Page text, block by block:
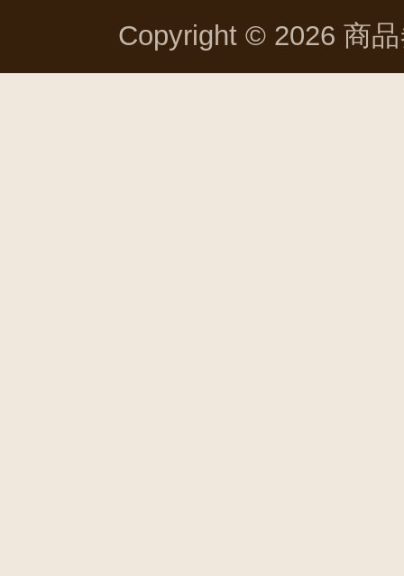
Copyright © 2026 商